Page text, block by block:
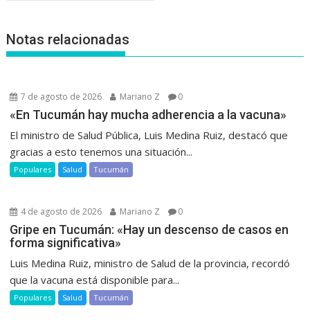
Notas relacionadas
7 de agosto de 2026 Mariano Z 0
«En Tucumán hay mucha adherencia a la vacuna»
El ministro de Salud Pública, Luis Medina Ruiz, destacó que
gracias a esto tenemos una situación...
Populares Salud Tucumán
4 de agosto de 2026 Mariano Z 0
Gripe en Tucumán: «Hay un descenso de casos en
forma significativa»
Luis Medina Ruiz, ministro de Salud de la provincia, recordó
que la vacuna está disponible para...
Populares Salud Tucumán